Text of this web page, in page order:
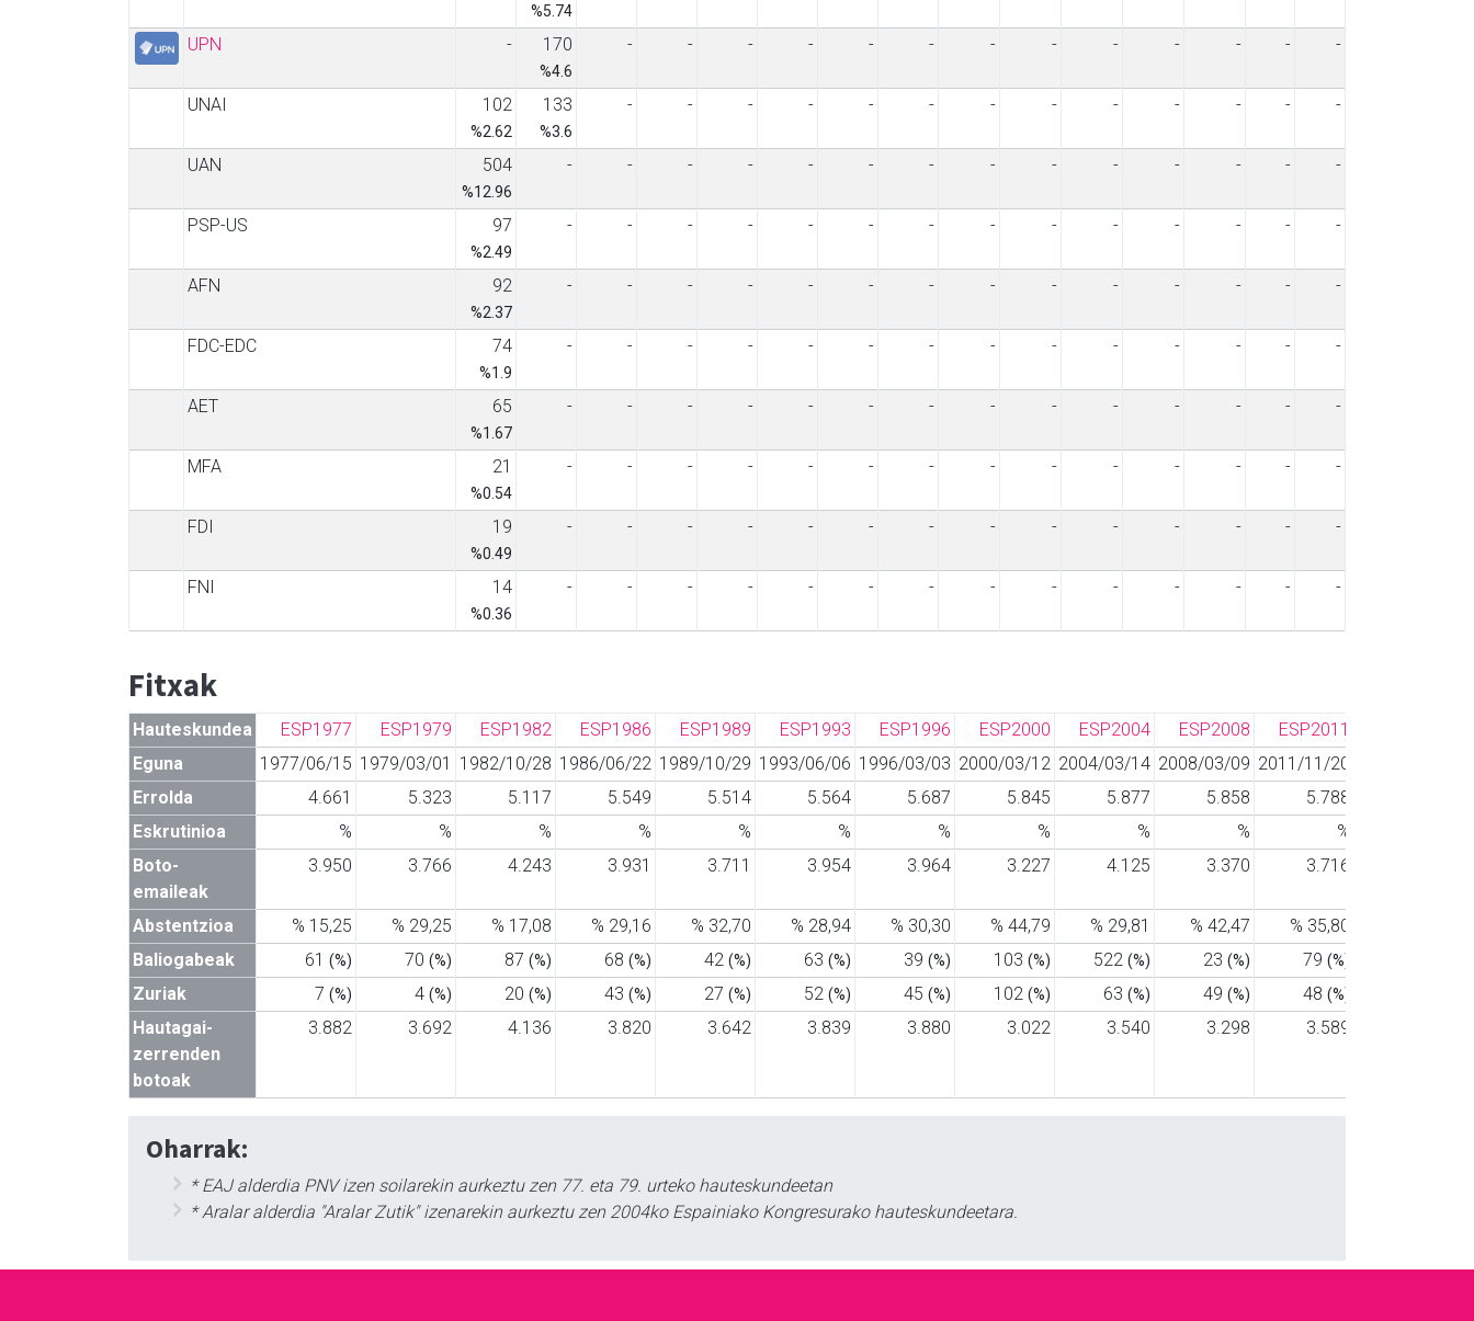
%5.74
UPN - 170
%4.6
- - - - - - - - - - - - -
UNAI 102
%2.62
133
%3.6
- - - - - - - - - - - - -
UAN 504
%12.96
- - - - - - - - - - - - - -
PSP-US 97
%2.49
- - - - - - - - - - - - - -
AFN 92
%2.37
- - - - - - - - - - - - - -
FDC-EDC 74
%1.9
- - - - - - - - - - - - - -
AET 65
%1.67
- - - - - - - - - - - - - -
MFA 21
%0.54
- - - - - - - - - - - - - -
FDI 19
%0.49
- - - - - - - - - - - - - -
FNI 14
%0.36
- - - - - - - - - - - - - -
Fitxak
Hauteskundea ESP1977 ESP1979 ESP1982 ESP1986 ESP1989 ESP1993 ESP1996 ESP2000 ESP2004 ESP2008 ESP2011
Eguna
1977/06/15 1979/03/01 1982/10/28 1986/06/22 1989/10/29 1993/06/06 1996/03/03 2000/03/12 2004/03/14 2008/03/09 2011/11/20
Errolda
4.661 5.323 5.117 5.549 5.514 5.564 5.687 5.845 5.877 5.858 5.788
Eskrutinioa
% % % % % % % % % % %
Boto-
emaileak
3.950 3.766 4.243 3.931 3.711 3.954 3.964 3.227 4.125 3.370 3.716
Abstentzioa % 15,25 % 29,25 % 17,08 % 29,16 % 32,70 % 28,94 % 30,30 % 44,79 % 29,81 % 42,47 % 35,80
Baliogabeak
61 (%) 70 (%) 87 (%) 68 (%) 42 (%) 63 (%) 39 (%) 103 (%) 522 (%) 23 (%) 79 (%)
Zuriak 7 (%) 4 (%) 20 (%) 43 (%) 27 (%) 52 (%) 45 (%) 102 (%) 63 (%) 49 (%) 48 (%)
Hautagai-
zerrenden
botoak
3.882 3.692 4.136 3.820 3.642 3.839 3.880 3.022 3.540 3.298 3.589
Oharrak:
* EAJ alderdia PNV izen soilarekin aurkeztu zen 77. eta 79. urteko hauteskundeetan
* Aralar alderdia "Aralar Zutik" izenarekin aurkeztu zen 2004ko Espainiako Kongresurako hauteskundeetara.